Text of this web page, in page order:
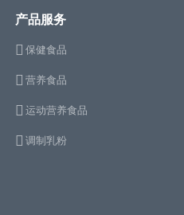
产品服务
保健食品
营养食品
运动营养食品
调制乳粉